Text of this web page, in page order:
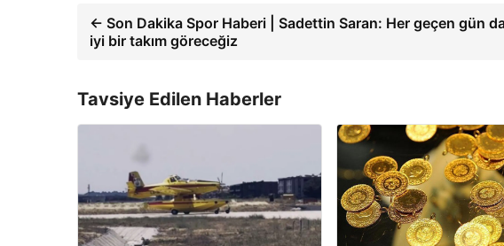
← Son Dakika Spor Haberi | Sadettin Saran: Her geçen gün
iyi bir takım göreceğiz
Tavsiye Edilen Haberler